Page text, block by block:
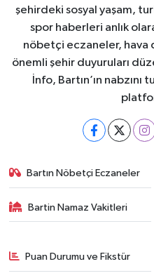
şehirdeki sosyal yaşam,
spor haberleri anlık
nöbetçi eczaneler, hava
önemli şehir duyuruları
İnfo, Bartın’ın
Bartın Nöbetçi Eczaneler
Bartin Namaz Vakitleri
Puan Durumu ve Fikstür